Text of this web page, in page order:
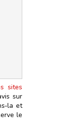
sites
sur
et
le